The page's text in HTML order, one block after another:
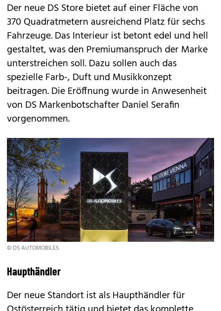
Der neue DS Store bietet auf einer Fläche von
370 Quadratmetern ausreichend Platz für sechs
Fahrzeuge. Das Interieur ist betont edel und hell
gestaltet, was den Premiumanspruch der Marke
unterstreichen soll. Dazu sollen auch das
spezielle Farb-, Duft und Musikkonzept
beitragen. Die Eröffnung wurde in Anwesenheit
von DS Markenbotschafter Daniel Serafin
vorgenommen.
© DS AUTOMOBILES
Haupthändler
Der neue Standort ist als Haupthändler für